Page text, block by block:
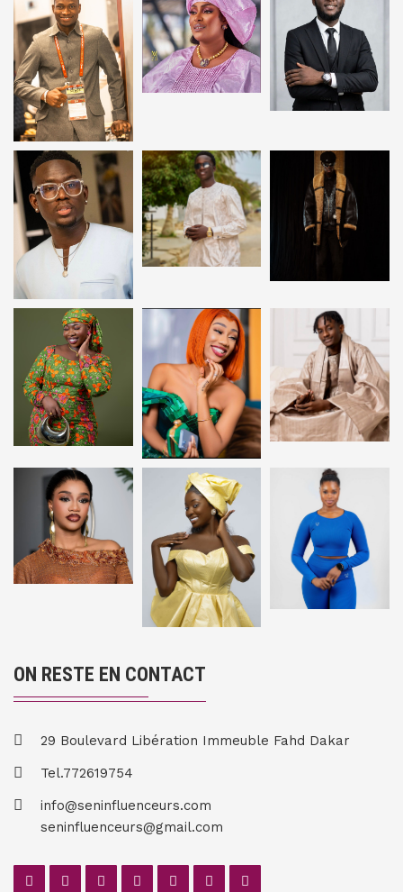
ON RESTE EN CONTACT
29 Boulevard Libération Immeuble Fahd Dakar
Tel.772619754
info@seninfluenceurs.com
seninfluenceurs@gmail.com